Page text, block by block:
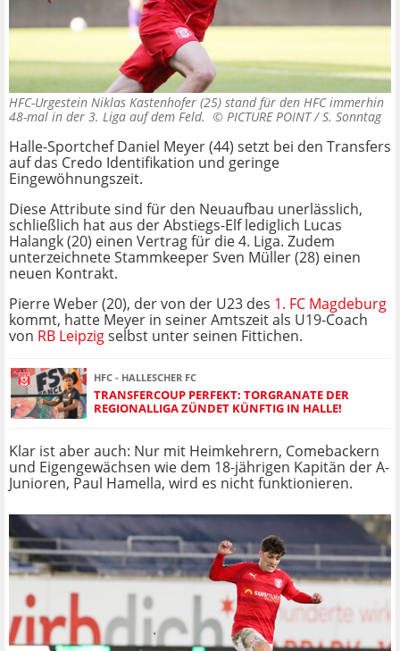
HFC-Urgestein Niklas Kastenhofer (25) stand für den HFC immerhin
48-mal in der 3. Liga auf dem Feld. © PICTURE POINT / S. Sonntag
Halle-Sportchef Daniel Meyer (44) setzt bei den Transfers
auf das Credo Identifikation und geringe
Eingewöhnungszeit.
Diese Attribute sind für den Neuaufbau unerlässlich,
schließlich hat aus der Abstiegs-Elf lediglich Lucas
Halangk (20) einen Vertrag für die 4. Liga. Zudem
unterzeichnete Stammkeeper Sven Müller (28) einen
neuen Kontrakt.
Pierre Weber (20), der von der U23 des 1. FC Magdeburg
kommt, hatte Meyer in seiner Amtszeit als U19-Coach
von RB Leipzigselbst unter seinen Fittichen.
HFC - HALLESCHER FC
TRANSFERCOUP PERFEKT: TORGRANATE DER
REGIONALLIGA ZÜNDET KÜNFTIG IN HALLE!
Klar ist aber auch: Nur mit Heimkehrern, Comebackern
und Eigengewächsen wie dem 18-jährigen Kapitän der A-
Junioren, Paul Hamella, wird es nicht funktionieren.